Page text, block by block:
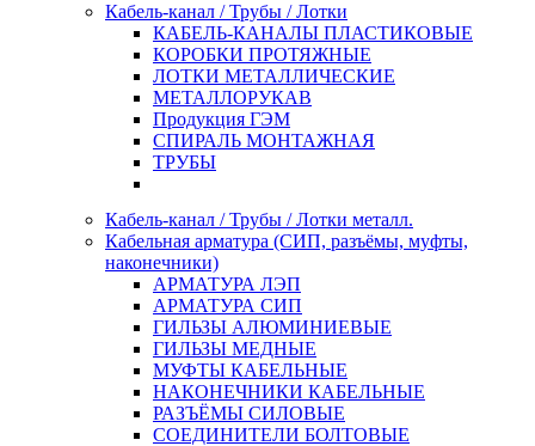
Кабель-канал / Трубы / Лотки
КАБЕЛЬ-КАНАЛЫ ПЛАСТИКОВЫЕ
КОРОБКИ ПРОТЯЖНЫЕ
ЛОТКИ МЕТАЛЛИЧЕСКИЕ
МЕТАЛЛОРУКАВ
Продукция ГЭМ
СПИРАЛЬ МОНТАЖНАЯ
ТРУБЫ
Кабель-канал / Трубы / Лотки металл.
Кабельная арматура (СИП, разъёмы, муфты,
наконечники)
АРМАТУРА ЛЭП
АРМАТУРА СИП
ГИЛЬЗЫ АЛЮМИНИЕВЫЕ
ГИЛЬЗЫ МЕДНЫЕ
МУФТЫ КАБЕЛЬНЫЕ
НАКОНЕЧНИКИ КАБЕЛЬНЫЕ
РАЗЪЁМЫ СИЛОВЫЕ
СОЕДИНИТЕЛИ БОЛТОВЫЕ